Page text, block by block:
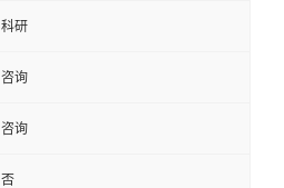
科研
咨询
咨询
否